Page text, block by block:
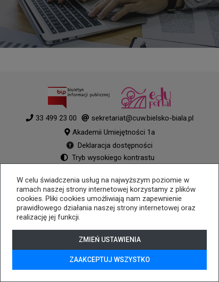
W celu świadczenia usług na najwyższym poziomie w
ramach naszej strony internetowej korzystamy z plików
cookies. Pliki cookies umożliwiają nam zapewnienie
prawidłowego działania naszej strony internetowej oraz
realizację jej funkcji.
ZMIEŃ USTAWIENIA
ZAAKCEPTUJ WSZYSTKO
33 499 23 00
sekretariat@cuw.bielsko-biala.pl
Akademii Umiejętności 1a
Deklaracja dostępności
Tryb wysokiego kontrastu
© 2026WizjaNetWszystkie prawa zastrzeżone.